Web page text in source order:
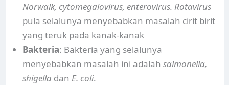
Norwalk, cytomegalovirus, enterovirus. Rotavirus
pula selalunya menyebabkan masalah cirit birit
yang teruk pada kanak-kanak
Bakteria: Bakteria yang selalunya
menyebabkan masalah ini adalahsalmonella,
shigella dan E. coli.